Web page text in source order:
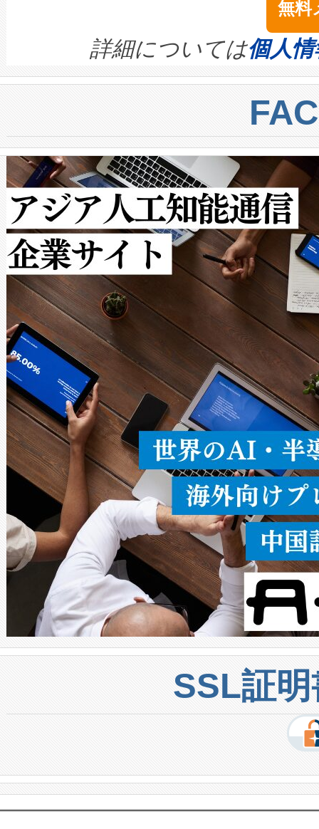
きます。この効率性は、フェ
ます。 Voltaiq provides a
quality and reliability for AI
BESS stack to ensure battery
centers. Voltaiqは、ai&のAI
からシステム統合、試運転、
クルの各段階のデータを監視
[…]
イズの小径化を実現すること
す。ノーマルモードでは、
ートル先まで検出でき、これ
トに対して約600メートルに
では、反射率10％のターゲッ
で向上し、最大検知距離は
ットだけで最大1キロメート
ルの変電所周囲を監視でき、
作業と点群処理を簡素化でき
Avia 2は、2種類のFOVオプシ
× 80°のノーマルモード、長
ードを切り替えて使用するこ
ることなく、単一のデバイス
うにします。遠距離まで届く
密度なスキャ […]
無料
詳細については個人
SSL証